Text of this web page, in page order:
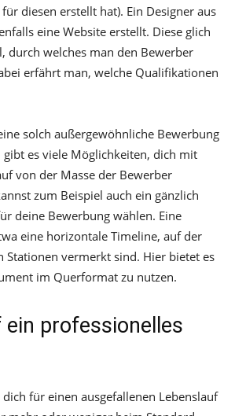
diesen erstellt hat). Ein Designer aus
eine Website erstellt. Diese glich
durch welches man den Bewerber
erfährt man, welche Qualifikationen
solch außergewöhnliche Bewerbung
es viele Möglichkeiten, dich mit
von der Masse der Bewerber
zum Beispiel auch ein gänzlich
deine Bewerbung wählen. Eine
eine horizontale Timeline, auf der
Stationen vermerkt sind. Hier bietet es
im Querformat zu nutzen.
professionelles
dich für einen ausgefallenen Lebenslauf